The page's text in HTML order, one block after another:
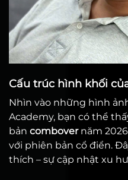
Cấu trúc hình khối
Nhìn vào những hình
Academy, bạn có thể
bản combovernăm
với phiên bản cổ điển.
thích – sự cập nhật xu